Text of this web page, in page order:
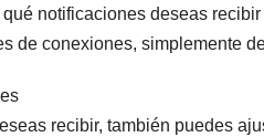
notificaciones deseas
de conexiones, simplemente
recibir, también puedes